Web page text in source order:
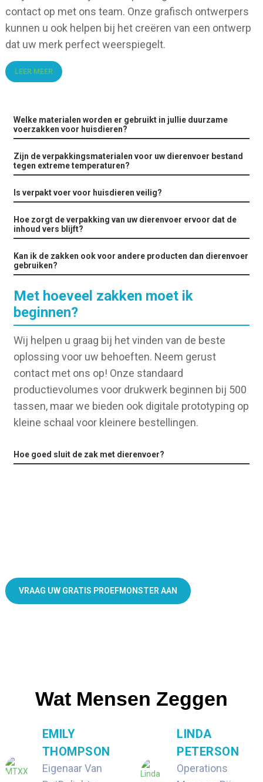
contact op met ons team. Onze grafisch ontwerpers
kunnen u ook helpen bij het creëren van een ontwerp
dat uw merk perfect weerspiegelt.
LEER MEER
Welke materialen worden er gebruikt in jullie duurzame
voerzakken voor huisdieren?
Zijn de verpakkingsmaterialen voor uw dierenvoer bestand
tegen extreme temperaturen?
Is verpakt voer voor huisdieren veilig?
Hoe zorgt de verpakking van uw dierenvoer ervoor dat de
inhoud vers blijft?
Kan ik de zakken ook voor andere producten dan dierenvoer
gebruiken?
Met hoeveel zakken moet ik
beginnen?
Wij helpen u graag bij het vinden van de beste
oplossing voor uw behoeften. Neem gerust
contact met ons op! Onze standaard
productievolumes voor drukwerk beginnen bij 500
tassen, maar we bieden ook digitale prototyping op
kleine schaal voor kleinere bestellingen.
Hoe goed sluit de zak met dierenvoer?
VRAAG UW GRATIS PROEFMONSTER AAN
Wat Mensen Zeggen
EMILY
THOMPSON
Eigenaar Van
LINDA
PETERSON
Operations